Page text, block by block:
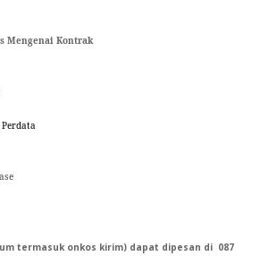
Mengenai Kontrak
termasuk onkos kirim) dapat dipesan di 087